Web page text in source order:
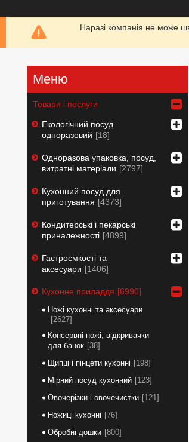
Наразі компанія не може
Товари і послуги
Екологічний посуд
одноразовий
18
Одноразова упаковка, посуд,
витратні матеріали
2797
Кухонний посуд для
приготування
4373
Кондитерські і пекарські
приналежності 4899
Гастроємкості та
аксесуари
1406
Кухонне приладдя 6990
Ножі кухонні та аксесуари
2627
Консервні ножі, відкривачки
для банок 38
Щипці і пінцети кухонні
198
Мірний посуд кухонний
123
Овочерізки і овочечистки
121
Ножиці кухонні
76
Обробні дошки 800